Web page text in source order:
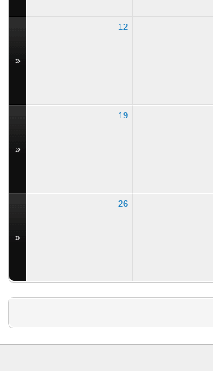
»
12
»
19
»
26